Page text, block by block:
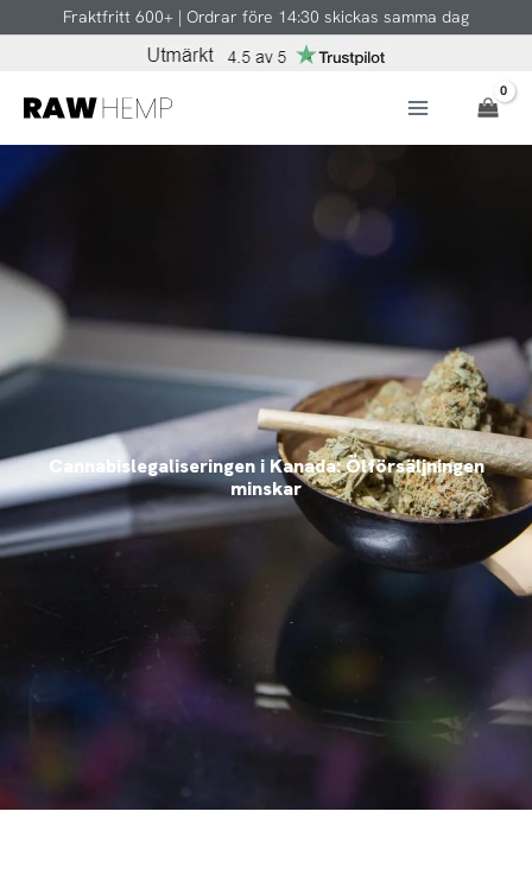
Fraktfritt 600+ | Ordrar före 14:30 skickas samma dag
Cannabislegaliseringen i Kanada: Ölförsäljningen
minskar